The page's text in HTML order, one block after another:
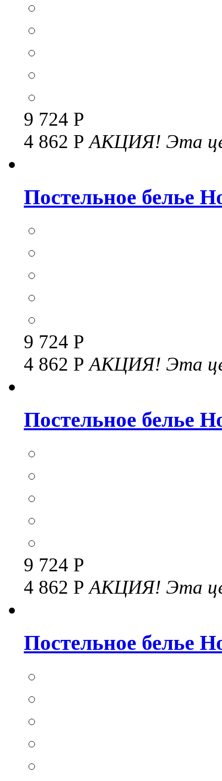
9 724 Р
4 862 РАКЦИЯ! Эта
Постельное белье
9 724 Р
4 862 РАКЦИЯ! Эта
Постельное белье
9 724 Р
4 862 РАКЦИЯ! Эта
Постельное белье